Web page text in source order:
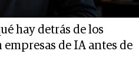
hay detrás de los
de IA antes de